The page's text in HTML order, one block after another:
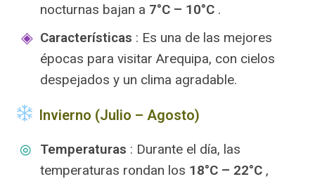
nocturnas bajan a 7°C – 10°C .
Características : Es una de las mejores
épocas para visitar Arequipa, con cielos
despejados y un clima agradable.
️ Invierno (Julio – Agosto)
Temperaturas : Durante el día, las
temperaturas rondan los 18°C – 22°C ,